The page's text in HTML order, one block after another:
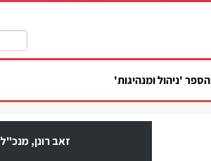
באתר:
הספר 'ניהול ומנהיגות'
זאב רונן,